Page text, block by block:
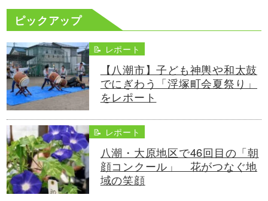
ピックアップ
📝 レポート
【八潮市】子ども神輿や和太鼓
でにぎわう「浮塚町会夏祭り」
をレポート
📝 レポート
八潮・大原地区で46回目の「朝
顔コンクール」 花がつなぐ地
域の笑顔